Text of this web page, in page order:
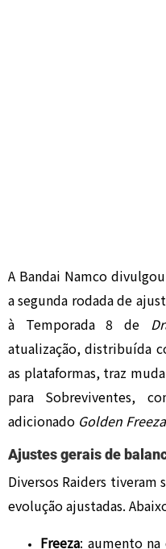
A Bandai Namco
a segunda rodada de
à Temporada 8 de
atualização, distribuída
as plataformas, traz
para Sobreviventes,
adicionado Golden Freeza
Ajustes gerais de
Diversos Raiders tiveram
evolução ajustadas.
Freeza: aumento